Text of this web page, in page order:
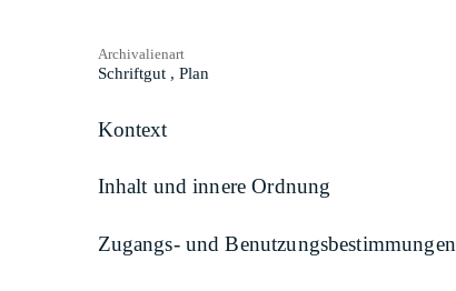
Archivalienart
Schriftgut , Plan
Kontext
Inhalt und innere Ordnung
Zugangs- und Benutzungsbestimmungen